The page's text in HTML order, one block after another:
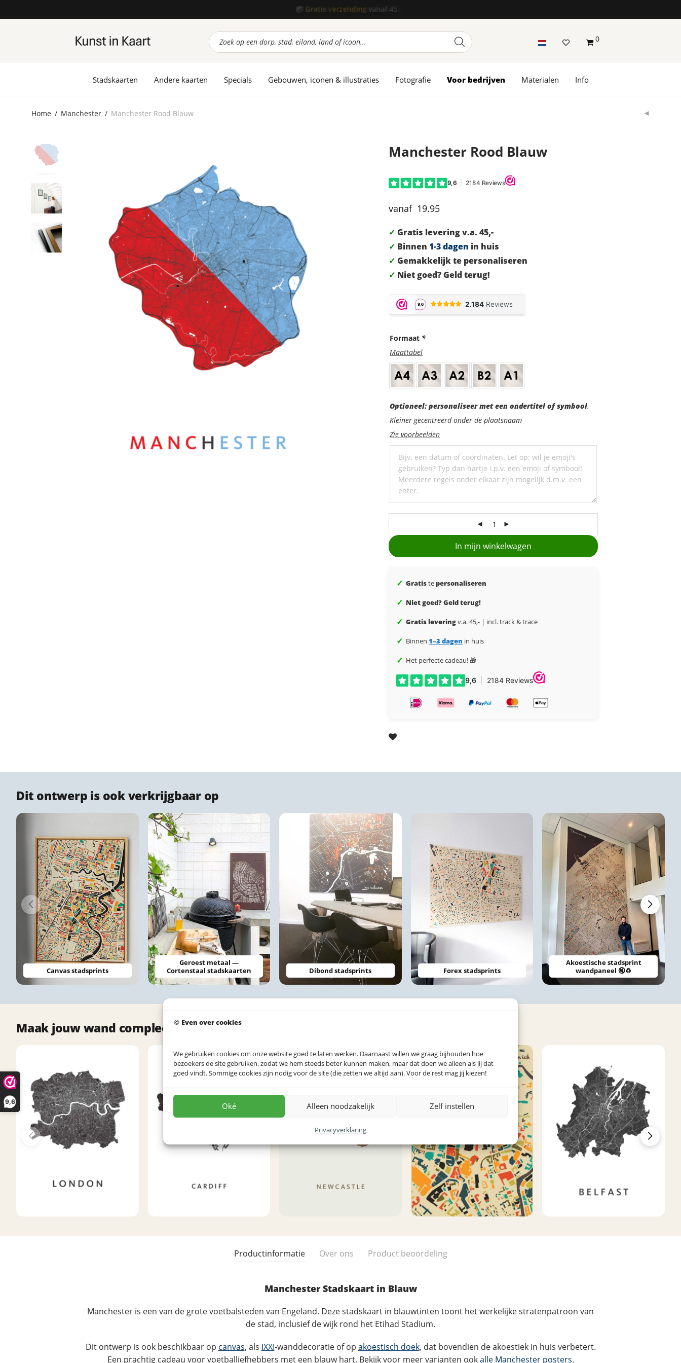
9,6
🍪 Even over cookies
We gebruiken cookies om onze website goed te laten werken. Daarnaast willen we graag bijhouden hoe
bezoekers de site gebruiken, zodat we hem steeds beter kunnen maken, maar dat doen we alleen als jij dat
goed vindt. Sommige cookies zijn nodig voor de site (die zetten we altijd aan). Voor de rest mag jij kiezen!
Oké Alleen noodzakelijk Zelf instellen
Privacyverklaring
📦Gratis verzendingvanaf 45,-
Producten
zoeken
Stadskaarten Andere kaarten Specials Gebouwen, iconen & illustraties Fotografie Voor bedrijven Materialen Info
0
Home / Manchester / Manchester Rood Blauw
Manchester Rood Blauw
19.95
✓ Gratis levering v.a. 45,-
✓ Binnen 1-3 dagen in huis
✓ Gemakkelijk te personaliseren
✓ Niet goed? Geld terug!
Formaat *
Maattabel
Optioneel:
personaliseer
met
een
ondertitel
Optioneel: personaliseer met een ondertitel of symbool.
Kleiner gecentreerd onder de plaatsnaam
Zie voorbeelden
In mijn winkelwagen
✓ Gratistepersonaliseren
✓ Niet goed? Geld terug!
✓ Gratis leveringv.a. 45,- | incl. track & trace
✓ Binnen 1–3 dagen in huis
✓ Het perfecte cadeau! 🎁
Dit ontwerp is ook verkrijgbaar op
Canvas stadsprints
Geroest metaal —
Cortenstaal stadskaarten
Dibond stadsprints Forex stadsprints
Akoestische stadsprint
wandpaneel 🔇♻️
Maak jouw wand compleet met deze prints
Productinformatie Over ons Product beoordeling
Manchester Stadskaart in Blauw
Manchester is een van de grote voetbalsteden van Engeland. Deze stadskaart in blauwtinten toont het werkelijke stratenpatroon van
de stad, inclusief de wijk rond het Etihad Stadium.
Dit ontwerp is ook beschikbaar op canvas, als IXXI-wanddecoratie of op akoestisch doek, dat bovendien de akoestiek in huis verbetert.
Een prachtig cadeau voor voetballiefhebbers met een blauw hart. Bekijk voor meer varianten ookalle Manchester posters.